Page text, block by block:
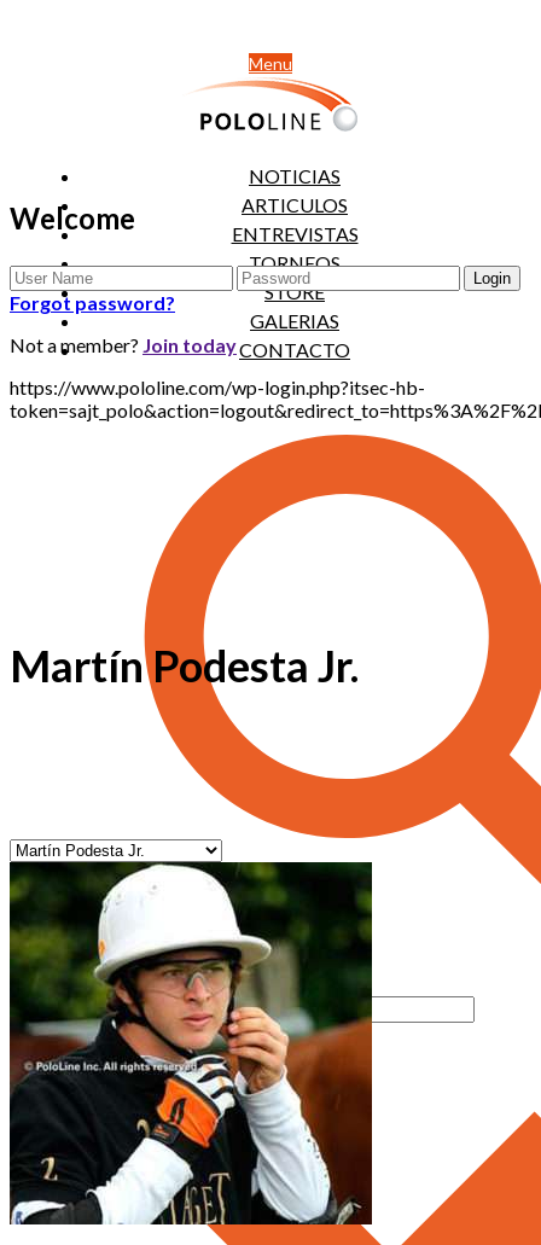
Menu
NOTICIAS
ARTICULOS
ENTREVISTAS
TORNEOS
STORE
GALERIAS
CONTACTO
Welcome
Forgot password?
Not a member? Join today
https://www.pololine.com/wp-login.php?itsec-hb-
Martín Podesta Jr.